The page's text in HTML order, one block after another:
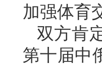
加强体育
双方肯
第十届中